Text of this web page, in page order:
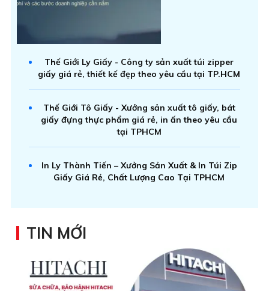
Thế Giới Ly Giấy - Công ty sản xuất túi zipper
giấy giá rẻ, thiết kế đẹp theo yêu cầu tại TP.HCM
Thế Giới Tô Giấy - Xưởng sản xuất tô giấy, bát
giấy đựng thực phẩm giá rẻ, in ấn theo yêu cầu
tại TPHCM
In Ly Thành Tiến – Xưởng Sản Xuất & In Túi Zip
Giấy Giá Rẻ, Chất Lượng Cao Tại TPHCM
TIN MỚI